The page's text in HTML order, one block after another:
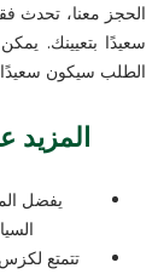
الحجز معنا، تحدث
سعيدًا بتعيينك.
الطلب سيكون سعيدًا
يفضل